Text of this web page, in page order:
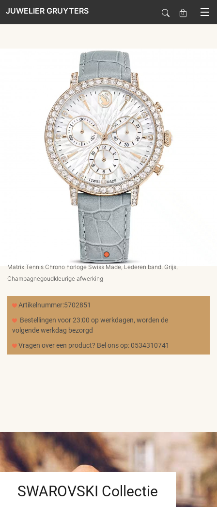
JUWELIER GRUYTERS
SMARTWATCHES
TROUWRINGEN
0
Matrix Tennis Chrono horloge Swiss Made, Lederen band, Grijs,
Champagnegoudkleurige afwerking
Artikelnummer:5702851
Bestellingen voor 23:00 op werkdagen, worden de
volgende werkdag bezorgd
Vragen over een product? Bel ons op: 0534310741
SWAROVSKI Collectie